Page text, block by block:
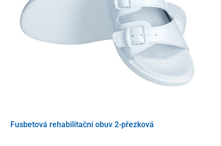
Délka stélky v cm
23 23,5 24
Fusbetová rehabilitační obuv 2-přezková